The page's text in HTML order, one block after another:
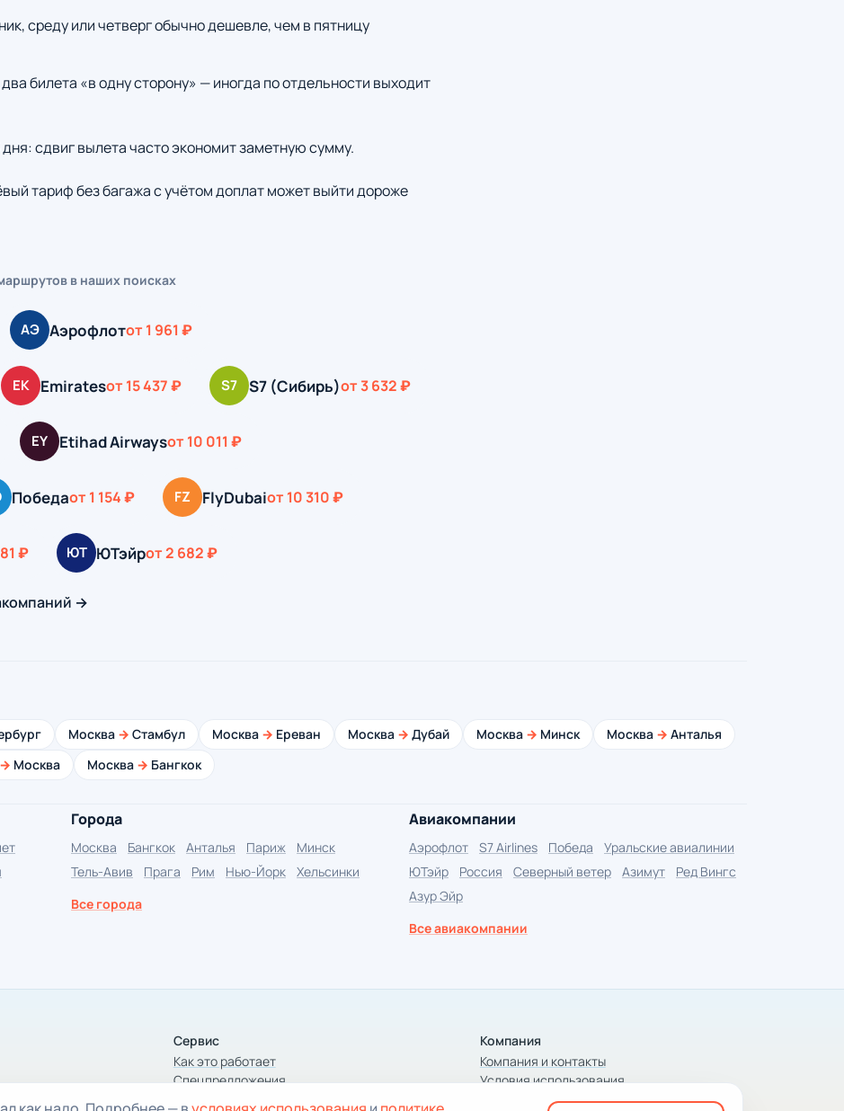
среду или четверг обычно дешевле, чем в пятницу
билета «в одну сторону» — иногда по отдельности выходит
сдвиг вылета часто экономит заметную сумму.
тариф без багажа с учётом доплат может выйти дороже
в наших поисках
АЭ Аэрофлотот 1 961 ₽
EK Emiratesот 15 437 ₽ S7 S7 (Сибирь)от 3 632 ₽
EY Etihad Airwaysот 10 011 ₽
Победаот 1 154 ₽ FZ FlyDubaiот 10 310 ₽
₽ ЮТ ЮТэйрот 2 682 ₽
→
Москва → Стамбул Москва → Ереван Москва → Дубай Москва → Минск Москва → Анталья
→ Москва Москва → Бангкок
Города
Москва Бангкок Анталья Париж
Минск
Тель-Авив
Прага Рим Нью-Йорк
Хельсинки
Все города
Авиакомпании
Аэрофлот S7 Airlines Победа
Уральские авиалинии
ЮТэйр
Россия Северный ветер Азимут
Ред Вингс
Азур Эйр
Все авиакомпании
Сервис
Как это работает
Спецпредложения
Компания
Компания и контакты
Условия использования
Конфиденциальность